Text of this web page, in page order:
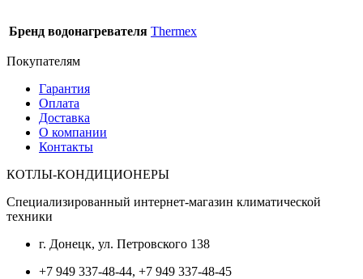
Бренд водонагревателя Thermex
Покупателям
Гарантия
Оплата
Доставка
О компании
Контакты
КОТЛЫ-КОНДИЦИОНЕРЫ
Специализированный интернет-магазин климатической
техники
г. Донецк, ул. Петровского 138
+7 949 337-48-44, +7 949 337-48-45